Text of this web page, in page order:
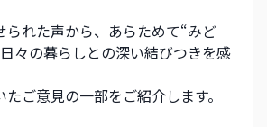
られた声から、あらためて“みど
々の暮らしとの深い結びつきを感
ご意見の一部をご紹介します。